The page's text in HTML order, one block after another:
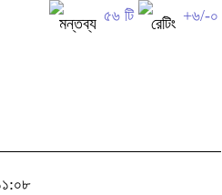
৫৬ টি +৬/-০